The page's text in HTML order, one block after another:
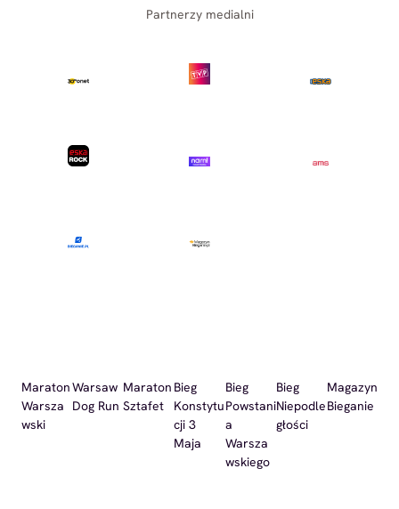
Partnerzy medialni
Maraton
Warsza
wski
Warsaw
Dog Run
Maraton
Sztafet
Bieg
Konstytu
cji 3
Maja
Bieg
Powstani
a
Warsza
wskiego
Bieg
Niepodle
głości
Magazyn
Bieganie